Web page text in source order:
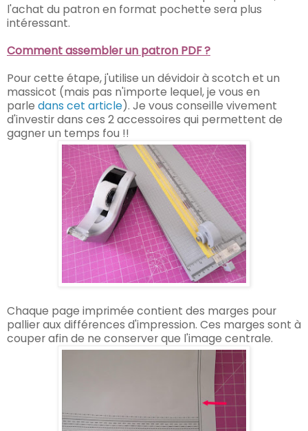
l'achat du patron en format pochette sera plus
intéressant.
Comment assembler un patron PDF ?
Pour cette étape, j'utilise un dévidoir à scotch et un
massicot (mais pas n'importe lequel, je vous en
parle dans cet article). Je vous conseille vivement
d'investir dans ces 2 accessoires qui permettent de
gagner un temps fou !!
Chaque page imprimée contient des marges pour
pallier aux différences d'impression. Ces marges sont à
couper afin de ne conserver que l'image centrale.